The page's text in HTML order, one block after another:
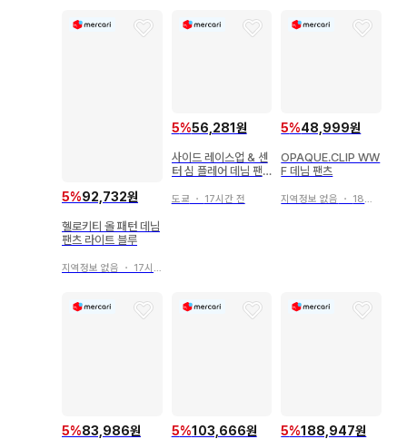
5%92,732원
헬로키티 올 패턴 데님
팬츠 라이트 블루
지역정보 없음 ・ 17시간 전
5%56,281원
사이드 레이스업 & 센
터 심 플레어 데님 팬
도쿄 ・ 17시간 전
5%48,999원
OPAQUE.CLIP WW
F 데님 팬츠
지역정보 없음 ・ 18시간 전
5%83,986원 5%103,666원 5%188,947원